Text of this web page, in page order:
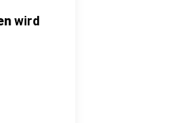
wird